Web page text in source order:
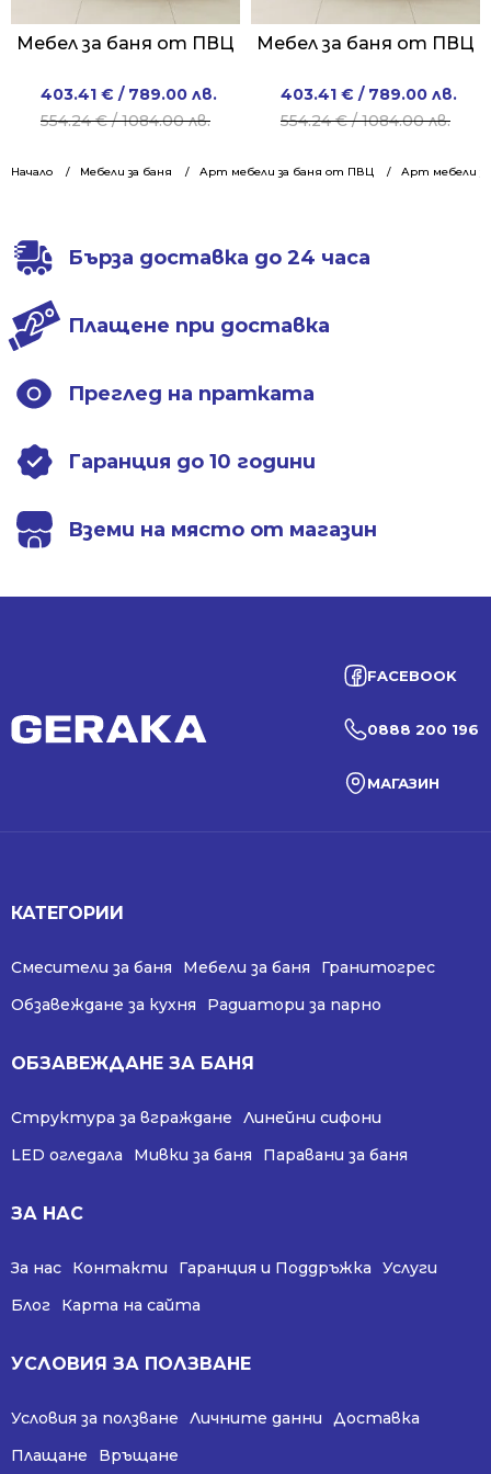
Начало Мебели за баня Арт мебели за баня от ПВЦ Арт мебели
Мебел за баня от ПВЦ
554.24€/ 1084.00 лв.
Original
price
554.24 €
403.41 € / 789.00 лв.
Current
price
403.41 €
Мебел за баня от ПВЦ
554.24€/ 1084.00 лв.
Original
price
554.24 €
403.41 € / 789.00 лв.
Current
price
403.41 €
Бърза доставка до 24 часа
Плащене при доставка
Преглед на пратката
Гаранция до 10 години
Вземи на място от магазин
FACEBOOK
0888 200 196
МАГАЗИН
КАТЕГОРИИ
Смесители за баня Мебели за баня
Гранитогрес
Обзавеждане за кухня
Радиатори за парно
ОБЗАВЕЖДАНЕ ЗА БАНЯ
Структура за вграждане
Линейни сифони
LED огледала
Мивки за баня Паравани за баня
ЗА НАС
За нас Контакти Гаранция и Поддръжка
Услуги
Блог
Карта на сайта
УСЛОВИЯ ЗА ПОЛЗВАНЕ
Условия за ползване Личните данни
Доставка
Плащане
Връщане